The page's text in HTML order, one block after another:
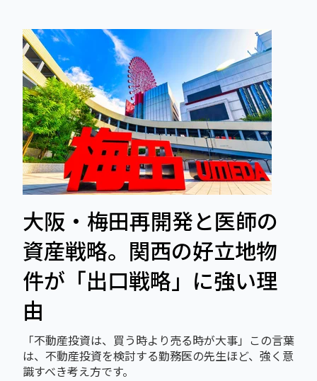
大阪・梅田再開発と医師の
資産戦略。関西の好立地物
件が「出口戦略」に強い理
由
「不動産投資は、買う時より売る時が大事」この言葉
は、不動産投資を検討する勤務医の先生ほど、強く意
識すべき考え方です。